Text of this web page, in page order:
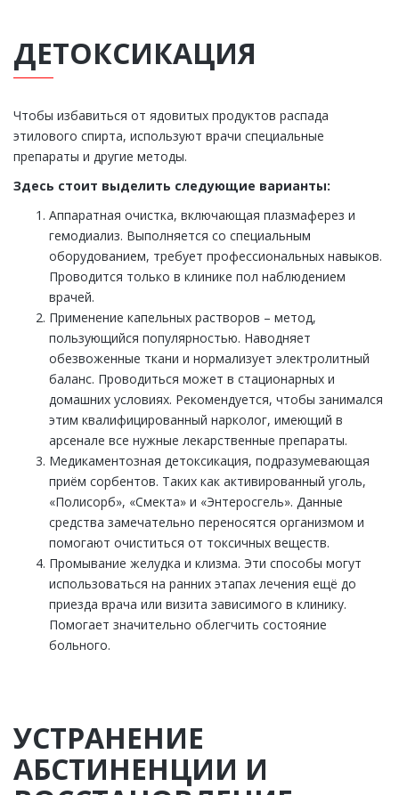
ДЕТОКСИКАЦИЯ
Чтобы избавиться от ядовитых продуктов распада
этилового спирта, используют врачи специальные
препараты и другие методы.
Здесь стоит выделить следующие варианты:
Аппаратная очистка, включающая плазмаферез и
гемодиализ. Выполняется со специальным
оборудованием, требует профессиональных навыков.
Проводится только в клинике пол наблюдением
врачей.
Применение капельных растворов – метод,
пользующийся популярностью. Наводняет
обезвоженные ткани и нормализует электролитный
баланс. Проводиться может в стационарных и
домашних условиях. Рекомендуется, чтобы занимался
этим квалифицированный нарколог, имеющий в
арсенале все нужные лекарственные препараты.
Медикаментозная детоксикация, подразумевающая
приём сорбентов. Таких как активированный уголь,
«Полисорб», «Смекта» и «Энтеросгель». Данные
средства замечательно переносятся организмом и
помогают очиститься от токсичных веществ.
Промывание желудка и клизма. Эти способы могут
использоваться на ранних этапах лечения ещё до
приезда врача или визита зависимого в клинику.
Помогает значительно облегчить состояние
больного.
УСТРАНЕНИЕ
АБСТИНЕНЦИИ И